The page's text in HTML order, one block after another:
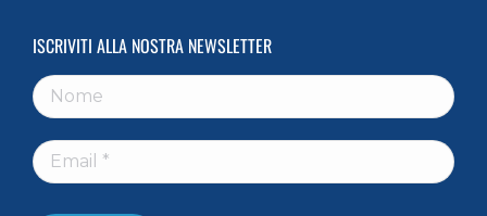
ISCRIVITI ALLA NOSTRA NEWSLETTER